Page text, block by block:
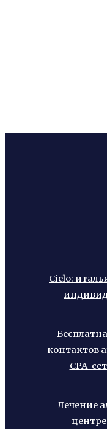
Cielo:
контактов
CPA-
Лечение